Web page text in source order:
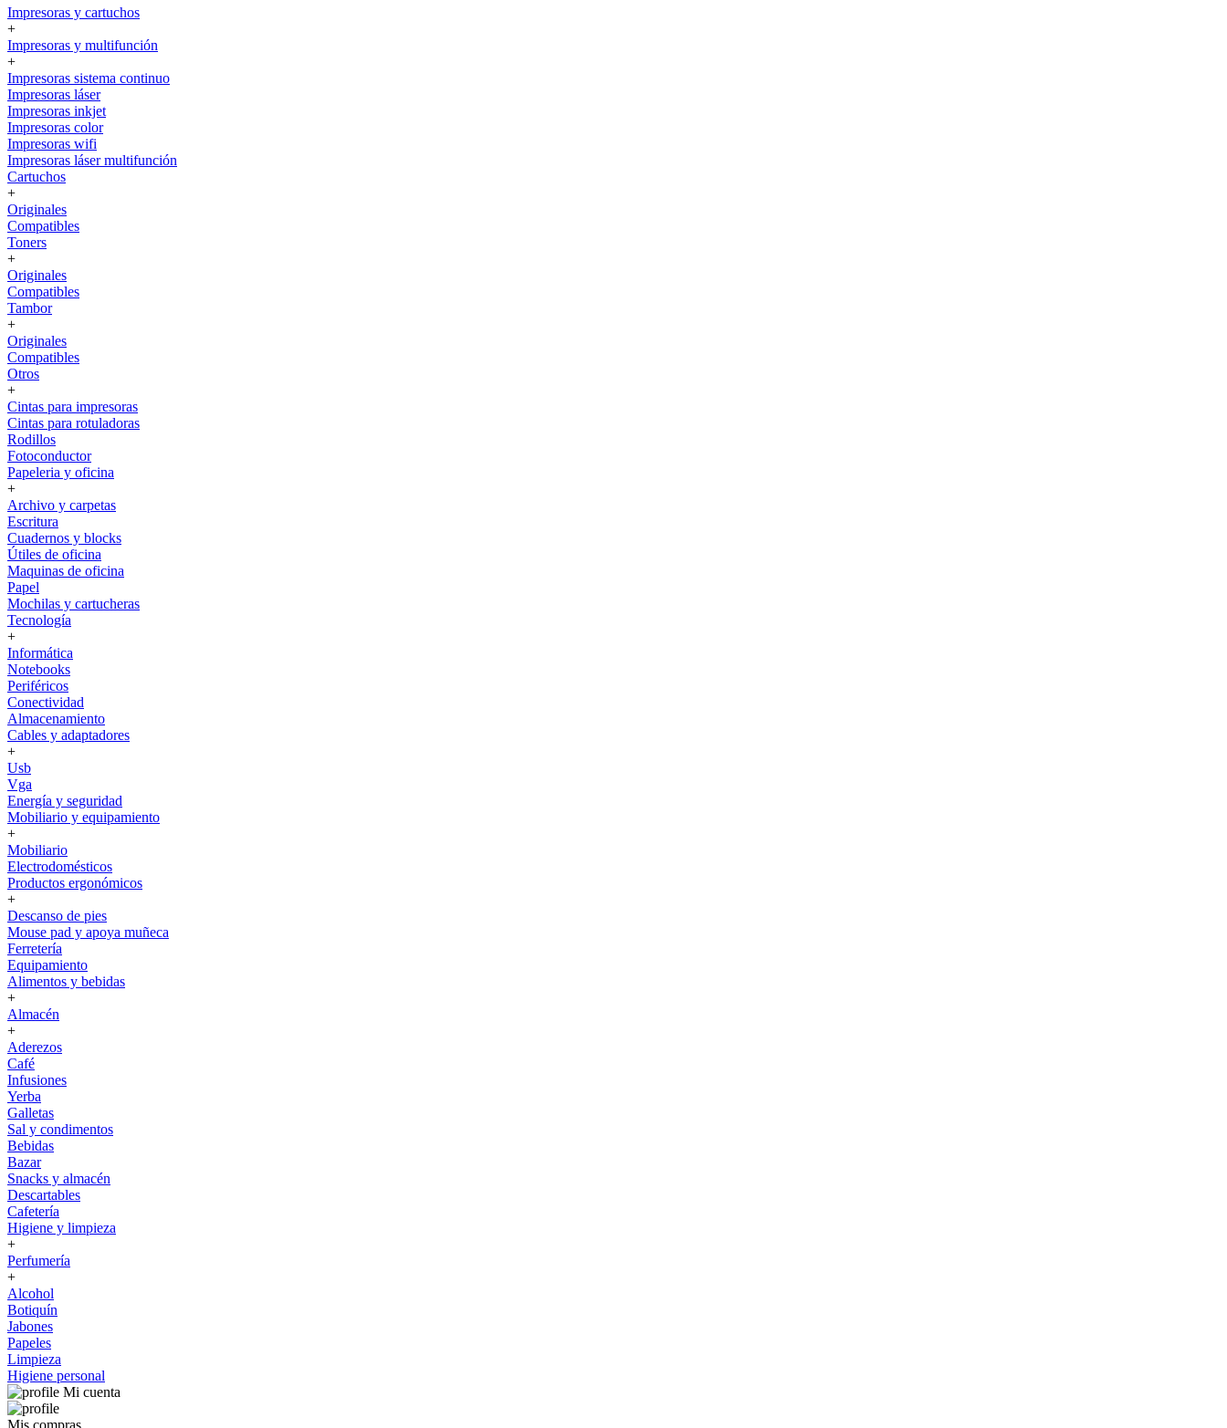
Impresoras y cartuchos
+
Impresoras y multifunción
+
Impresoras sistema continuo
Impresoras láser
Impresoras inkjet
Impresoras color
Impresoras wifi
Impresoras láser multifunción
Cartuchos
+
Originales
Compatibles
Toners
+
Originales
Compatibles
Tambor
+
Originales
Compatibles
Otros
+
Cintas para impresoras
Cintas para rotuladoras
Rodillos
Fotoconductor
Papeleria y oficina
+
Archivo y carpetas
Escritura
Cuadernos y blocks
Útiles de oficina
Maquinas de oficina
Papel
Mochilas y cartucheras
Tecnología
+
Informática
Notebooks
Periféricos
Conectividad
Almacenamiento
Cables y adaptadores
+
Usb
Vga
Energía y seguridad
Mobiliario y equipamiento
+
Mobiliario
Electrodomésticos
Productos ergonómicos
+
Descanso de pies
Mouse pad y apoya muñeca
Ferretería
Equipamiento
Alimentos y bebidas
+
Almacén
+
Aderezos
Café
Infusiones
Yerba
Galletas
Sal y condimentos
Bebidas
Bazar
Snacks y almacén
Descartables
Cafetería
Higiene y limpieza
+
Perfumería
+
Alcohol
Botiquín
Jabones
Papeles
Limpieza
Higiene personal
Mi cuenta
Mis compras